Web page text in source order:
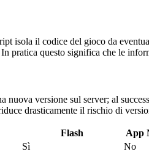
isola il codice del gioco da
In pratica questo significa che le
versione sul server; al
drasticamente il rischio di
Flash
App
Sì
No